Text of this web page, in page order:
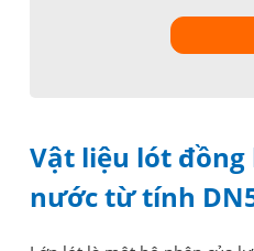
Vật liệu lót
nước từ tính